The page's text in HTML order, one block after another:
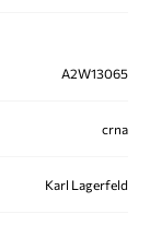
A2W13065
crna
Karl Lagerfeld